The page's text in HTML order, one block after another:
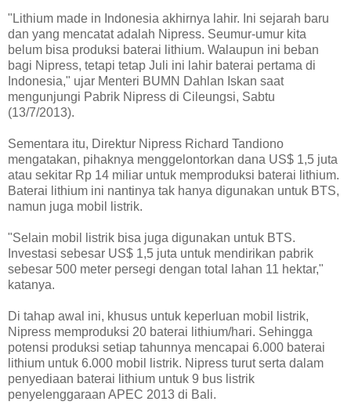
"Lithium made in Indonesia akhirnya lahir. Ini sejarah baru
dan yang mencatat adalah Nipress. Seumur-umur kita
belum bisa produksi baterai lithium. Walaupun ini beban
bagi Nipress, tetapi tetap Juli ini lahir baterai pertama di
Indonesia," ujar Menteri BUMN Dahlan Iskan saat
mengunjungi Pabrik Nipress di Cileungsi, Sabtu
(13/7/2013).
Sementara itu, Direktur Nipress Richard Tandiono
mengatakan, pihaknya menggelontorkan dana US$ 1,5 juta
atau sekitar Rp 14 miliar untuk memproduksi baterai lithium.
Baterai lithium ini nantinya tak hanya digunakan untuk BTS,
namun juga mobil listrik.
"Selain mobil listrik bisa juga digunakan untuk BTS.
Investasi sebesar US$ 1,5 juta untuk mendirikan pabrik
sebesar 500 meter persegi dengan total lahan 11 hektar,"
katanya.
Di tahap awal ini, khusus untuk keperluan mobil listrik,
Nipress memproduksi 20 baterai lithium/hari. Sehingga
potensi produksi setiap tahunnya mencapai 6.000 baterai
lithium untuk 6.000 mobil listrik. Nipress turut serta dalam
penyediaan baterai lithium untuk 9 bus listrik
penyelenggaraan APEC 2013 di Bali.